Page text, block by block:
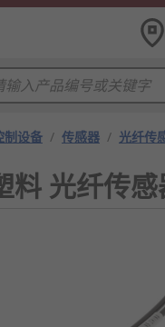
制设备 / 传感器 / 光纤传
料 光纤传